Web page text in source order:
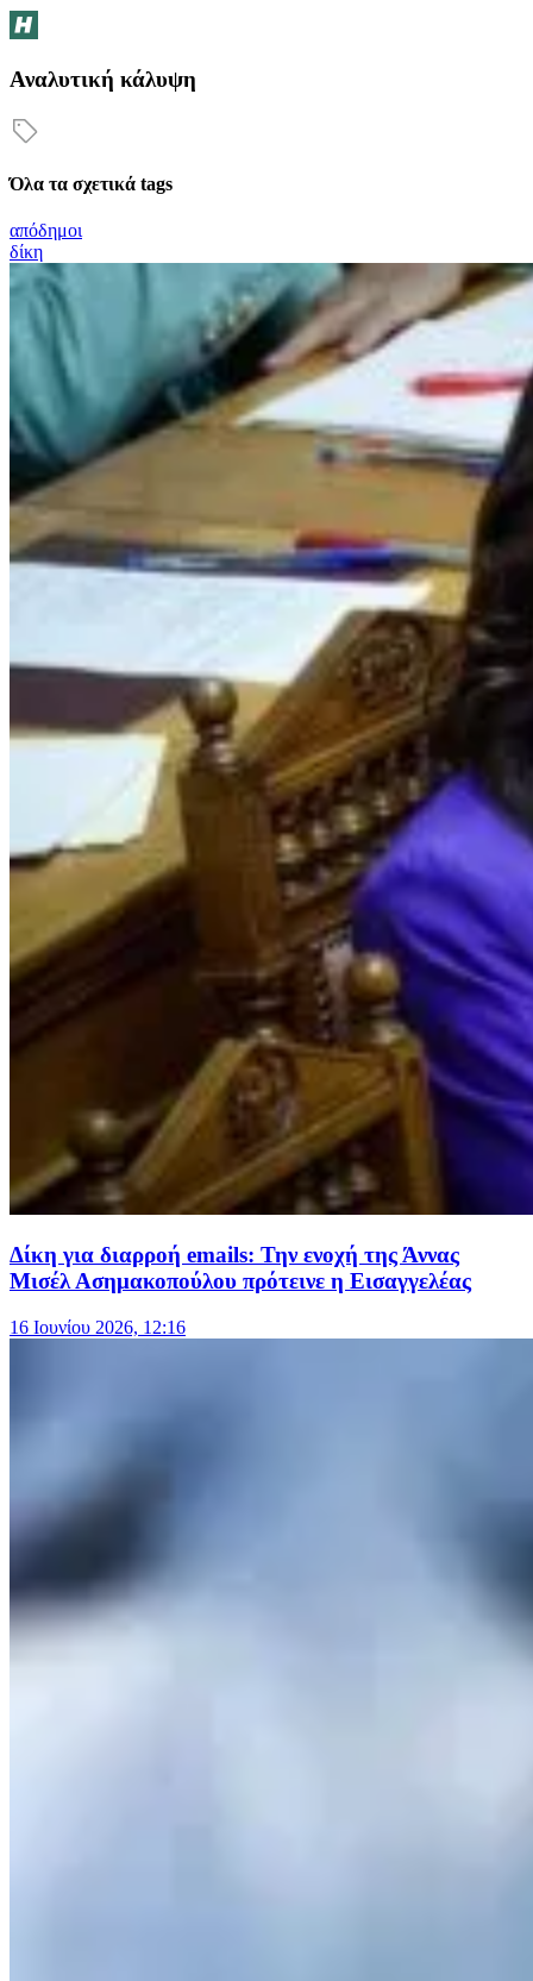
Αναλυτική κάλυψη
Όλα τα σχετικά tags
απόδημοι
δίκη
Δίκη για διαρροή emails: Την ενοχή της Άννας
Μισέλ Ασημακοπούλου πρότεινε η Εισαγγελέας
16 Ιουνίου 2026, 12:16